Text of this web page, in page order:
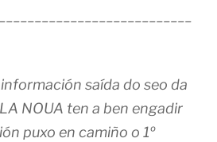
saída do seo da
NOUA ten a ben engadir
puxo en camiño o 1º